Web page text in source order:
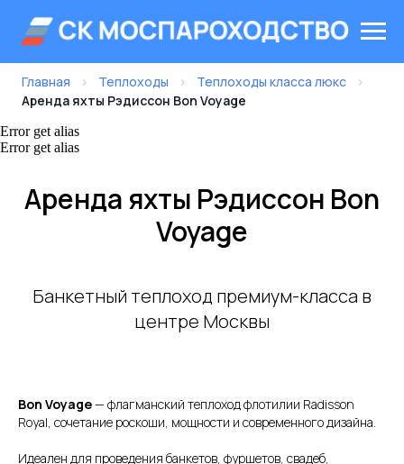
Главная › Теплоходы › Теплоходы класса люкс
›
Аренда яхты Рэдиссон Bon Voyage
Error get alias
Error get alias
Аренда яхты Рэдиссон Bon
Voyage
Банкетный теплоход премиум-класса в
центре Москвы
Bon Voyage— флагманский теплоход флотилии Radisson
Royal, сочетание роскоши, мощности и современного дизайна.
Идеален для проведения банкетов, фуршетов, свадеб,